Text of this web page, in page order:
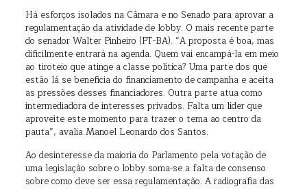
Há esforços isolados na Câmara e no Senado para aprovar a
regulamentação da atividade de lobby. O mais recente parte
do senador Walter Pinheiro (PT-BA). “A proposta é boa, mas
dificilmente entrará na agenda. Quem vai encampá-la em meio
ao tiroteio que atinge a classe política? Uma parte dos que
estão lá se beneficia do financiamento de campanha e aceita
as pressões desses financiadores. Outra parte atua como
intermediadora de interesses privados. Falta um líder que
aproveite este momento para trazer o tema ao centro da
pauta”, avalia Manoel Leonardo dos Santos.
Ao desinteresse da maioria do Parlamento pela votação de
uma legislação sobre o lobby soma-se a falta de consenso
sobre como deve ser essa regulamentação. A radiografia das